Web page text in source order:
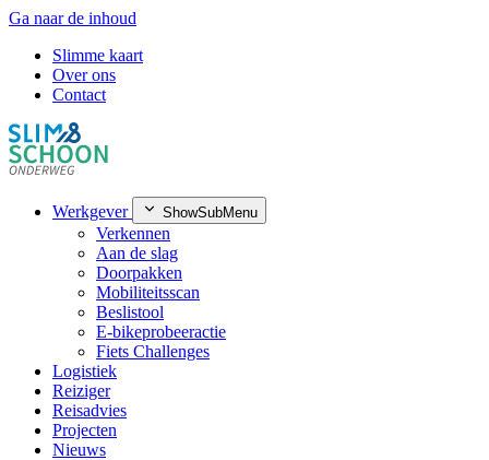
Ga naar de inhoud
Slimme kaart
Over ons
Contact
Werkgever ShowSubMenu
Verkennen
Aan de slag
Doorpakken
Mobiliteitsscan
Beslistool
E-bikeprobeeractie
Fiets Challenges
Logistiek
Reiziger
Reisadvies
Projecten
Nieuws